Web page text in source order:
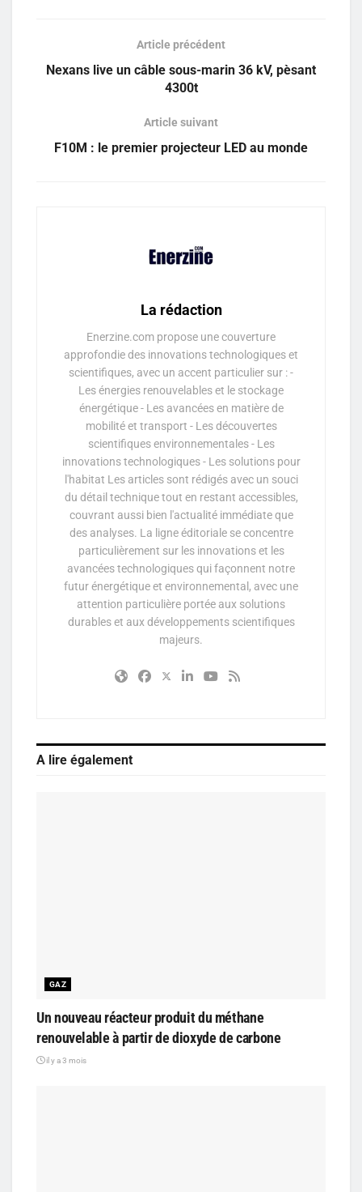
Article précédent
Nexans live un câble sous-marin 36 kV, pèsant
4300t
Article suivant
F10M : le premier projecteur LED au monde
La rédaction
Enerzine.com propose une couverture
approfondie des innovations technologiques et
scientifiques, avec un accent particulier sur : -
Les énergies renouvelables et le stockage
énergétique - Les avancées en matière de
mobilité et transport - Les découvertes
scientifiques environnementales - Les
innovations technologiques - Les solutions pour
l'habitat Les articles sont rédigés avec un souci
du détail technique tout en restant accessibles,
couvrant aussi bien l'actualité immédiate que
des analyses. La ligne éditoriale se concentre
particulièrement sur les innovations et les
avancées technologiques qui façonnent notre
futur énergétique et environnemental, avec une
attention particulière portée aux solutions
durables et aux développements scientifiques
majeurs.
A lire également
GAZ
Un nouveau réacteur produit du méthane
renouvelable à partir de dioxyde de carbone
il y a 3 mois